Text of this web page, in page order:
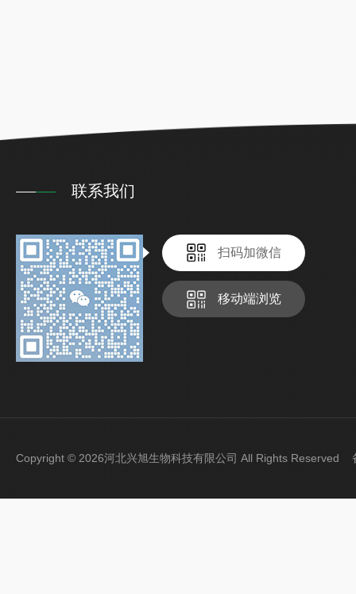
联系我们
扫码加微信
移动端浏览
Copyright © 2026河北兴旭生物科技有限公司 All Rights Reserved